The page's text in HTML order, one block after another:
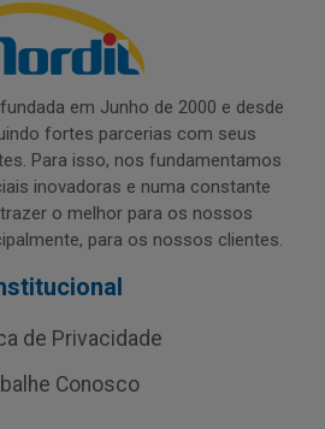
em Junho de 2000 e desde
fortes parcerias com seus
Para isso, nos fundamentamos
inovadoras e numa constante
o melhor para os nossos
para os nossos clientes.
de Privacidade
Conosco